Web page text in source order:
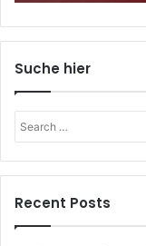
Suche hier
Recent Posts